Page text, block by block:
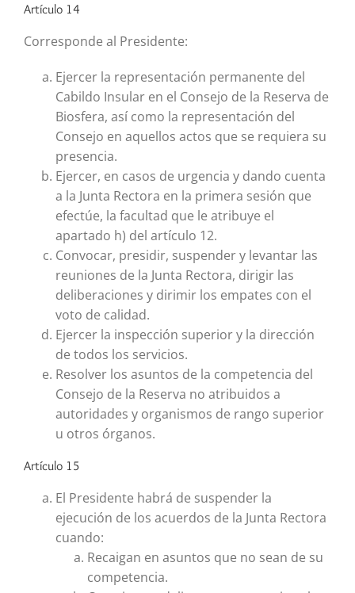
Artículo 14
Corresponde al Presidente:
Ejercer la representación permanente del
Cabildo Insular en el Consejo de la Reserva de
Biosfera, así como la representación del
Consejo en aquellos actos que se requiera su
presencia.
Ejercer, en casos de urgencia y dando cuenta
a la Junta Rectora en la primera sesión que
efectúe, la facultad que le atribuye el
apartado h) del artículo 12.
Convocar, presidir, suspender y levantar las
reuniones de la Junta Rectora, dirigir las
deliberaciones y dirimir los empates con el
voto de calidad.
Ejercer la inspección superior y la dirección
de todos los servicios.
Resolver los asuntos de la competencia del
Consejo de la Reserva no atribuidos a
autoridades y organismos de rango superior
u otros órganos.
Artículo 15
El Presidente habrá de suspender la
ejecución de los acuerdos de la Junta Rectora
cuando:
Recaigan en asuntos que no sean de su
competencia.